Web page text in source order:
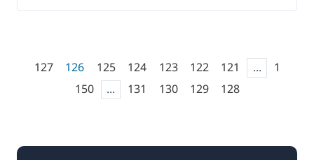
1
...
121
122
123
124
125
126
127
128
129
130
131
...
150